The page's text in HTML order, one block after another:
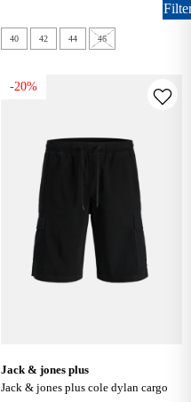
40 42 44 46
-20%
jack & jones plus
jack & jones plus cole dylan cargo